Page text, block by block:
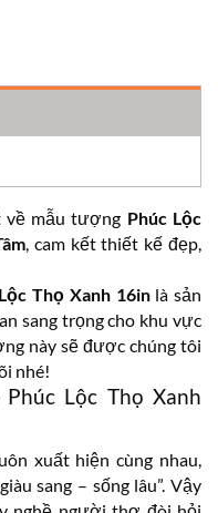
về mẫu tượng Phúc Lộc
, cam kết thiết kế đẹp,
Thọ Xanh 16inlà sản
sang trọng cho khu vực
này sẽ được chúng tôi
nhé!
Lộc Thọ Xanh
xuất hiện cùng nhau,
sang – sống lâu”. Vậy